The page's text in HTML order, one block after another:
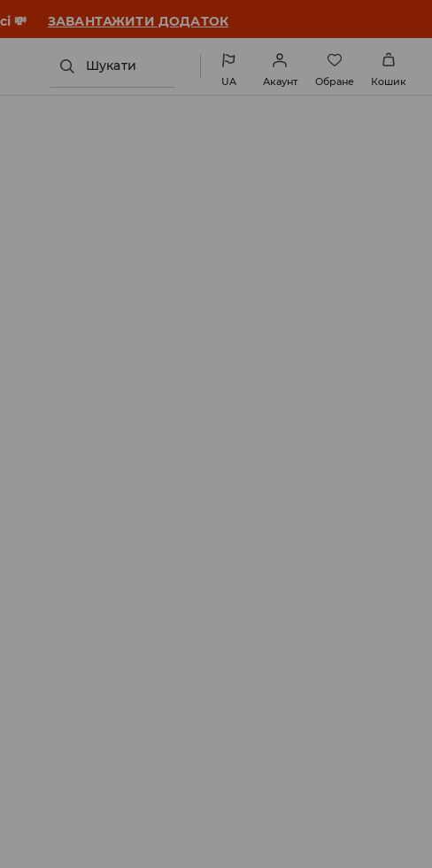
💸 ЗАВАНТАЖИТИ ДОДАТОК
Шукати
UA Акаунт Обране Кошик